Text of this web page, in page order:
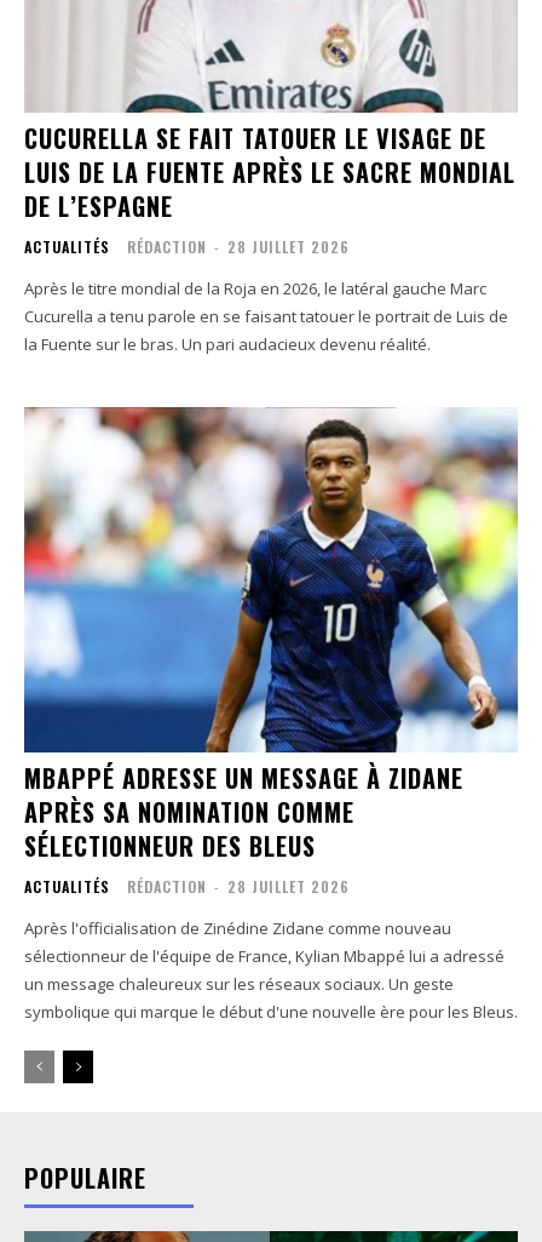
CUCURELLA SE FAIT TATOUER LE VISAGE DE
LUIS DE LA FUENTE APRÈS LE SACRE MONDIAL
DE L’ESPAGNE
ACTUALITÉS RÉDACTION - 28 JUILLET 2026
Après le titre mondial de la Roja en 2026, le latéral gauche Marc
Cucurella a tenu parole en se faisant tatouer le portrait de Luis de
la Fuente sur le bras. Un pari audacieux devenu réalité.
MBAPPÉ ADRESSE UN MESSAGE À ZIDANE
APRÈS SA NOMINATION COMME
SÉLECTIONNEUR DES BLEUS
ACTUALITÉS RÉDACTION - 28 JUILLET 2026
Après l'officialisation de Zinédine Zidane comme nouveau
sélectionneur de l'équipe de France, Kylian Mbappé lui a adressé
un message chaleureux sur les réseaux sociaux. Un geste
symbolique qui marque le début d'une nouvelle ère pour les Bleus.
POPULAIRE